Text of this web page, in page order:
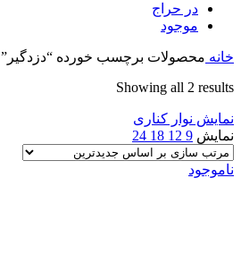
در حراج
موجود
خانه محصولات برچسب خورده “دزدگیر”
Showing all 2 results
نمایش نوار کناری
نمایش 9
12
18
24
ناموجود